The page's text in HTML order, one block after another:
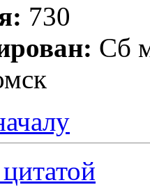
730
Сб